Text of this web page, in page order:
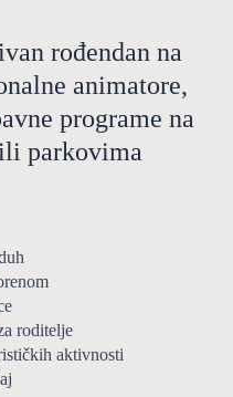
rođendan na
animatore,
programe na
parkovima
roditelje
aktivnosti